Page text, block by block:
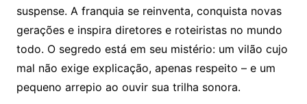
suspense. A franquia se reinventa, conquista novas
gerações e inspira diretores e roteiristas no mundo
todo. O segredo está em seu mistério: um vilão cujo
mal não exige explicação, apenas respeito – e um
pequeno arrepio ao ouvir sua trilha sonora.